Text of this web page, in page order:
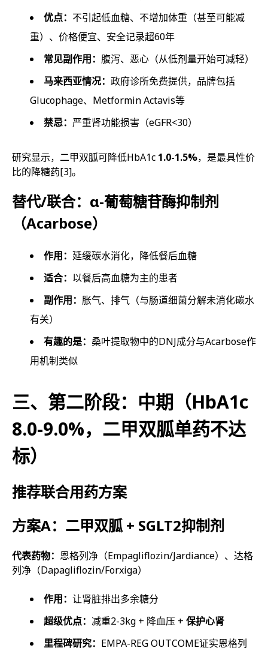
优点： 不引起低血糖、不增加体重（甚至可能减
重）、价格便宜、安全记录超60年
常见副作用： 腹泻、恶心（从低剂量开始可减轻）
马来西亚情况： 政府诊所免费提供，品牌包括
Glucophage、Metformin Actavis等
禁忌： 严重肾功能损害（eGFR<30）
研究显示，二甲双胍可降低HbA1c 1.0-1.5%，是最具性价
比的降糖药[3]。
替代/联合：α-葡萄糖苷酶抑制剂
（Acarbose）
作用： 延缓碳水消化，降低餐后血糖
适合： 以餐后高血糖为主的患者
副作用： 胀气、排气（与肠道细菌分解未消化碳水
有关）
有趣的是： 桑叶提取物中的DNJ成分与Acarbose作
用机制类似
三、第二阶段：中期（HbA1c
8.0-9.0%，二甲双胍单药不达
标）
推荐联合用药方案
方案A：二甲双胍 + SGLT2抑制剂
代表药物： 恩格列净（Empagliflozin/Jardiance）、达格
列净（Dapagliflozin/Forxiga）
作用： 让肾脏排出多余糖分
超级优点： 减重2-3kg + 降血压 + 保护心肾
里程碑研究： EMPA-REG OUTCOME证实恩格列